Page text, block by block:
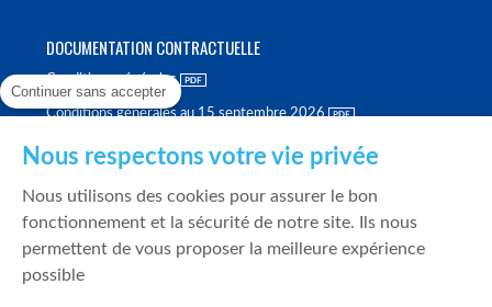
DOCUMENTATION CONTRACTUELLE
Conditions générales
Conditions générales au 15 septembre 2026
Politique de meilleure sélection
Politique de durabilité
Fonds de garantie des dépôts et de résolution
Continuer sans accepter
Nous respectons votre vie privée
Nous utilisons des cookies pour assurer le bon
fonctionnement et la sécurité de notre site. Ils nous
permettent de vous proposer la meilleure expérience
possible